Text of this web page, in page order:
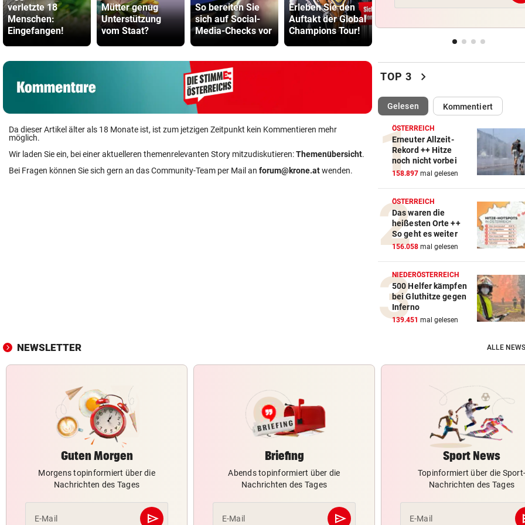
verletzte 18
Menschen:
Eingefangen!
Mütter genug
Unterstützung
vom Staat?
So bereiten Sie
sich auf Social-
Media-Checks vor
Erleben Sie den
Auftakt der Global
Champions Tour!
Prognose: Ein
viele Unbekannte
für
Da dieser Artikel älter als 18 Monate ist, ist zum jetzigen Zeitpunkt kein Kommentieren mehr
möglich.
Wir laden Sie ein, bei einer aktuelleren themenrelevanten Story mitzudiskutieren:Themenübersicht.
Bei Fragen können Sie sich gern an das Community-Team per Mail an forum@krone.atwenden.
Nordkorea empfiehlt
Bub nach Pestizideinsatz in
Türkei gestorben
HAND AUFS HERZ
Würden Sie einen Politiker
VON OIDA BIS CRINGE vor
Warum sich Jugendwörter
schneller verändern
TOP 3 chevron_right
Gelesen(ausgewählt)Kommentiert
ÖSTERREICH
Erneuter Allzeit-
Rekord ++ Hitze
noch nicht vorbei
158.897 mal gelesen
ÖSTERREICH
Das waren die
heißesten Orte ++
So geht es weiter
156.058 mal gelesen
NIEDERÖSTERREICH
500 Helfer kämpfen
bei Gluthitze gegen
Inferno
139.451 mal gelesen
NEWSLETTER ALLE
Guten Morgen
Morgens topinformiert über die
Nachrichten des Tages
E-Mail send
Abschicken
Briefing
Abends topinformiert über die
Nachrichten des Tages
E-Mail send
Abschicken
Sport News
Topinformiert über die Sport-
Nachrichten des Tages
E-Mail